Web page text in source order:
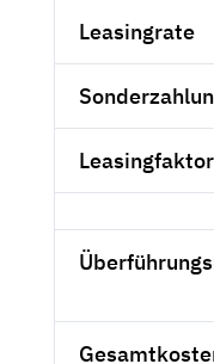
Leasingrate
Leasingfaktor